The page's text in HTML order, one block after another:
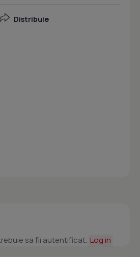
Distribuie
sa fii autentificat. Log in